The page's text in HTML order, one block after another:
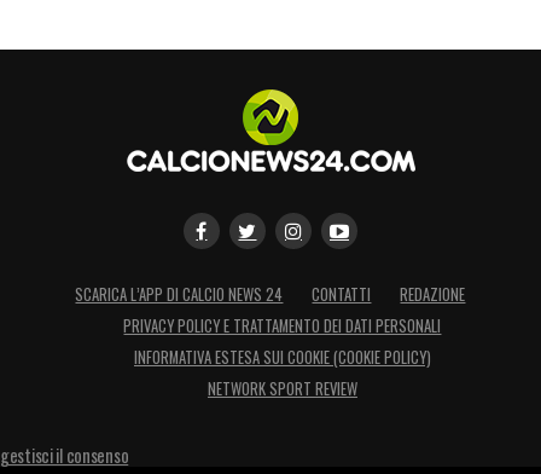
SCARICA L’APP DI CALCIO NEWS 24 CONTATTI
REDAZIONE
PRIVACY POLICY E TRATTAMENTO DEI DATI PERSONALI
INFORMATIVA ESTESA SUI COOKIE (COOKIE POLICY)
NETWORK SPORT REVIEW
gestisci il consenso